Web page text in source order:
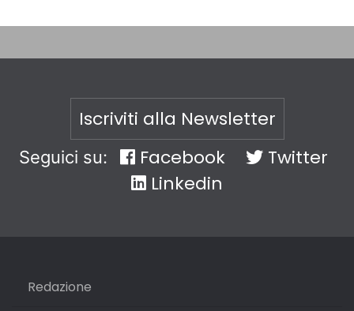
Iscriviti alla Newsletter
Seguici su: Facebook
Twitter
Linkedin
Redazione